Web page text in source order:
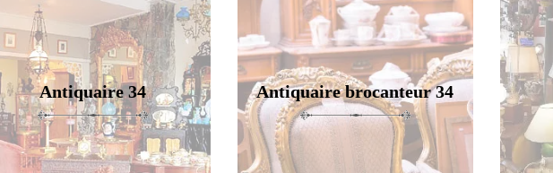
Antiquaire 34 Antiquaire brocanteur 34